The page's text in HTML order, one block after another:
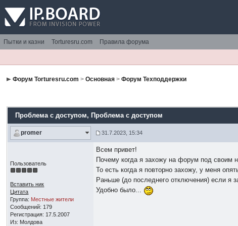
Пытки и казни Torturesru.com Правила форума
Форум Torturesru.com >Основная >Форум Техподдержки
Проблема с доступом, Проблема с доступом
promer 31.7.2023, 15:34
Пользователь
Вставить ник
Цитата
Группа: Местные жители
Сообщений: 179
Регистрация: 17.5.2007
Из: Молдова
Всем привет!
Почему когда я захожу на форум под своим
То есть когда я повторно захожу, у меня
Раньше (до последнего отключения) если я
Удобно было...